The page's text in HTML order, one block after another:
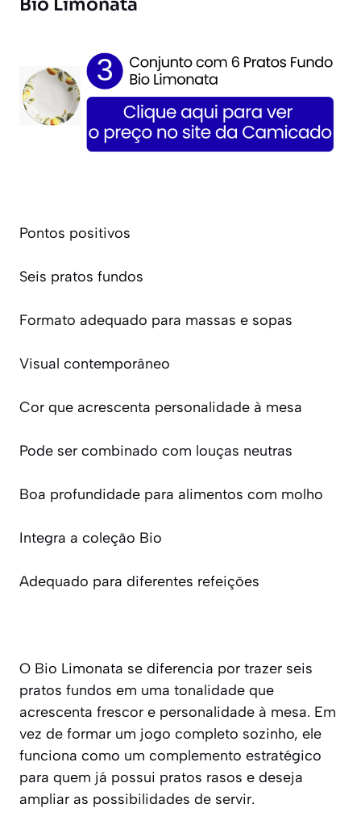
Bio Limonata
Pontos positivos
Seis pratos fundos
Formato adequado para massas e sopas
Visual contemporâneo
Cor que acrescenta personalidade à mesa
Pode ser combinado com louças neutras
Boa profundidade para alimentos com molho
Integra a coleção Bio
Adequado para diferentes refeições
O Bio Limonata se diferencia por trazer seis
pratos fundos em uma tonalidade que
acrescenta frescor e personalidade à mesa. Em
vez de formar um jogo completo sozinho, ele
funciona como um complemento estratégico
para quem já possui pratos rasos e deseja
ampliar as possibilidades de servir.